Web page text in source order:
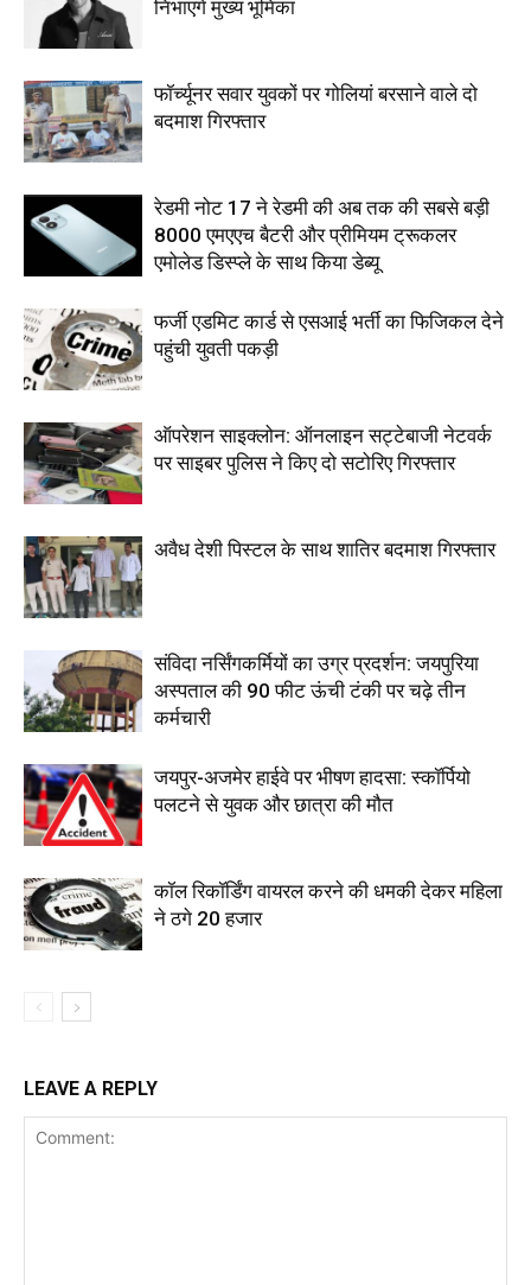
निभाएंगे मुख्य भूमिका
फॉर्च्यूनर सवार युवकों पर गोलियां बरसाने वाले दो
बदमाश गिरफ्तार
रेडमी नोट 17 ने रेडमी की अब तक की सबसे बड़ी
8000 एमएएच बैटरी और प्रीमियम ट्रूकलर
एमोलेड डिस्प्ले के साथ किया डेब्यू
फर्जी एडमिट कार्ड से एसआई भर्ती का फिजिकल देने
पहुंची युवती पकड़ी
ऑपरेशन साइक्लोन: ऑनलाइन सट्टेबाजी नेटवर्क
पर साइबर पुलिस ने किए दो सटोरिए गिरफ्तार
अवैध देशी पिस्टल के साथ शातिर बदमाश गिरफ्तार
संविदा नर्सिंगकर्मियों का उग्र प्रदर्शन: जयपुरिया
अस्पताल की 90 फीट ऊंची टंकी पर चढ़े तीन
कर्मचारी
जयपुर-अजमेर हाईवे पर भीषण हादसा: स्कॉर्पियो
पलटने से युवक और छात्रा की मौत
कॉल रिकॉर्डिंग वायरल करने की धमकी देकर महिला
ने ठगे 20 हजार
LEAVE A REPLY